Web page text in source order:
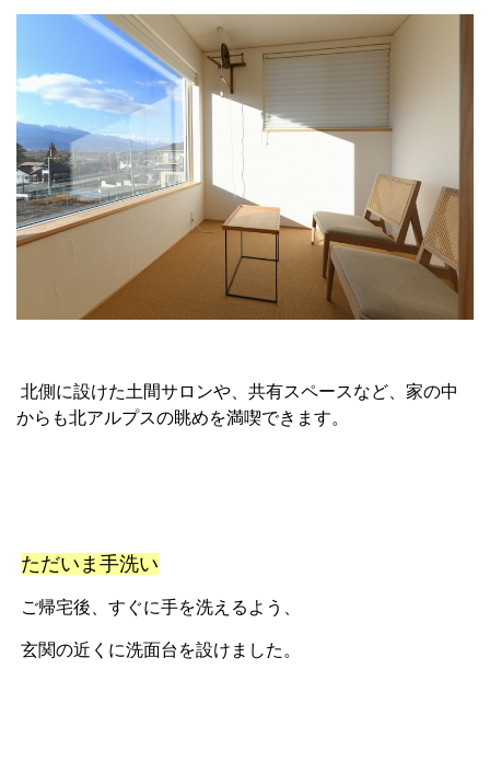
北側に設けた土間サロンや、共有スペースなど、家の中
からも北アルプスの眺めを満喫できます。
ただいま手洗い
ご帰宅後、すぐに手を洗えるよう、
玄関の近くに洗面台を設けました。